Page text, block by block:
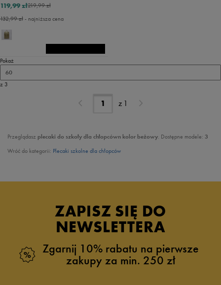
219,99 zł
119,99 zł
132,99 zł- najniższa cena
Pokaż
60
z 3
z 1
Przeglądasz plecaki do szkoły dla chłopcówn kolor beżowy. Dostępne modele: 3
Wróć do kategorii: Plecaki szkolne dla chłopców
ZAPISZ SIĘ DO
NEWSLETTERA
Zgarnij 10% rabatu na pierwsze
zakupy za min. 250 zł